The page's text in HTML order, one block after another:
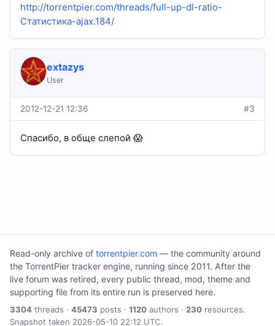
http://torrentpier.com/threads/full-up-dl-ratio-
Статистика-ajax.184/
extazys
User
2012-12-21 12:36 #3
Спасибо, в обще слепой 😱
Read-only archive of torrentpier.com — the community around
the TorrentPier tracker engine, running since 2011. After the
live forum was retired, every public thread, mod, theme and
supporting file from its entire run is preserved here.
3304 threads · 45473 posts · 1120 authors · 230 resources.
Snapshot taken 2026-05-10 22:12 UTC.